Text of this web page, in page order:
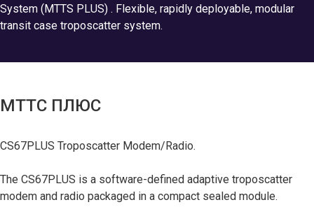
System (MTTS PLUS) . Flexible, rapidly deployable, modular
transit case troposcatter system.
МТТС ПЛЮС
CS67PLUS Troposcatter Modem/Radio.
The CS67PLUS is a software-defined adaptive troposcatter
modem and radio packaged in a compact sealed module.